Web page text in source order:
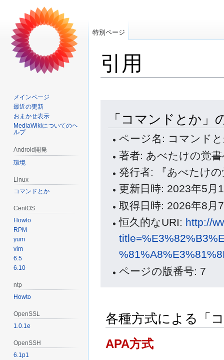
引用
「コマンドとか」
ページ名: コマンド
著者: あべたけの覚
発行者: 『あべたけ
更新日時: 2023年5月
取得日時: 2026年8月
恒久的なURI: http://
ページの版番号: 7
各種方式による「
APA方式
特別ページ
メインページ
最近の更新
おまかせ表示
MediaWikiについてのヘ
ルプ
Android開発
環境
Linux
コマンドとか
CentOS
Howto
RPM
yum
vim
6.5
6.10
ntp
Howto
OpenSSL
1.0.1e
OpenSSH
6.1p1